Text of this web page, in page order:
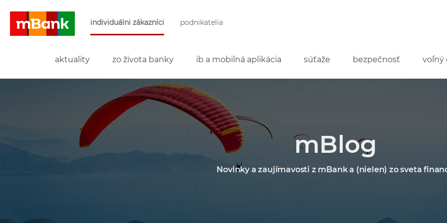
individuálni zákazníci podnikatelia
aktuality zo života banky ib a mobilná aplikácia súťaže bezpečnosť voľný
mBlog
Novinky a zaujímavosti z mBank a (nielen) zo sveta